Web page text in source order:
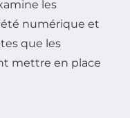
les
numérique et
que les
mettre en place